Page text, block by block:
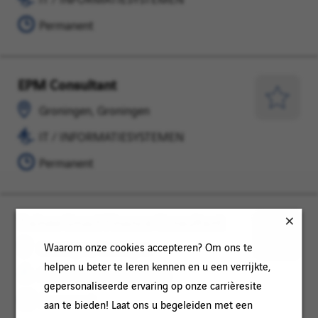
Waarom onze cookies accepteren? Om ons te
helpen u beter te leren kennen en u een verrijkte,
gepersonaliseerde ervaring op onze carrièresite
aan te bieden! Laat ons u begeleiden met een
Permanent
EPM Consultant
Groningen, Groningen
Groningen,
Groningen
IT / INFORMATIESYSTEMEN
IT
/
INFORMATIESYSTEMEN
Permanent
Groningen, Groningen
Groningen
FINANCE / ACCOUNTING
ACCOUNTING
Permanent